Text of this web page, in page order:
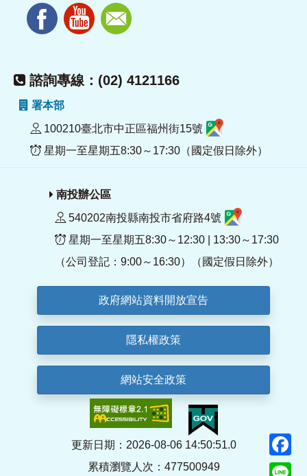
諮詢專線：(02) 4121166
署本部
100210臺北市中正區福州街15號
星期一至星期五8:30～17:30（國定假日除外）
南投辦公區
540202南投縣南投市省府路4號
星期一至星期五8:30～12:30 | 13:30～17:30
（公司登記：9:00～16:30）（國定假日除外）
政府網站資料開放宣告
隱私權政策
網站安全政策
更新日期：2026-08-06 14:50:51.0
累積瀏覽人次：477500949